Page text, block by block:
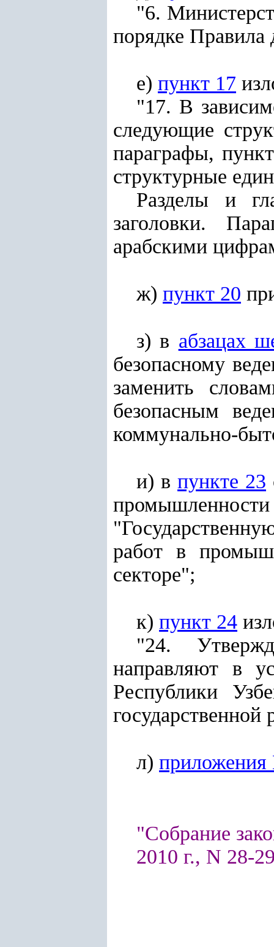
"6.
порядке Правила
е) пункт 17
"17. В
следующие
параграфы,
структурные
Разделы и
заголовки.
арабскими
ж) пункт 20
з) в абзацах
безопасному
заменить
безопасным
коммунально-
и) в пункте 23
работ в
секторе";
к) пункт 24
"24.
направляют в
Республики
государственной
л) приложения
"Собрание
2010 г., N 28-